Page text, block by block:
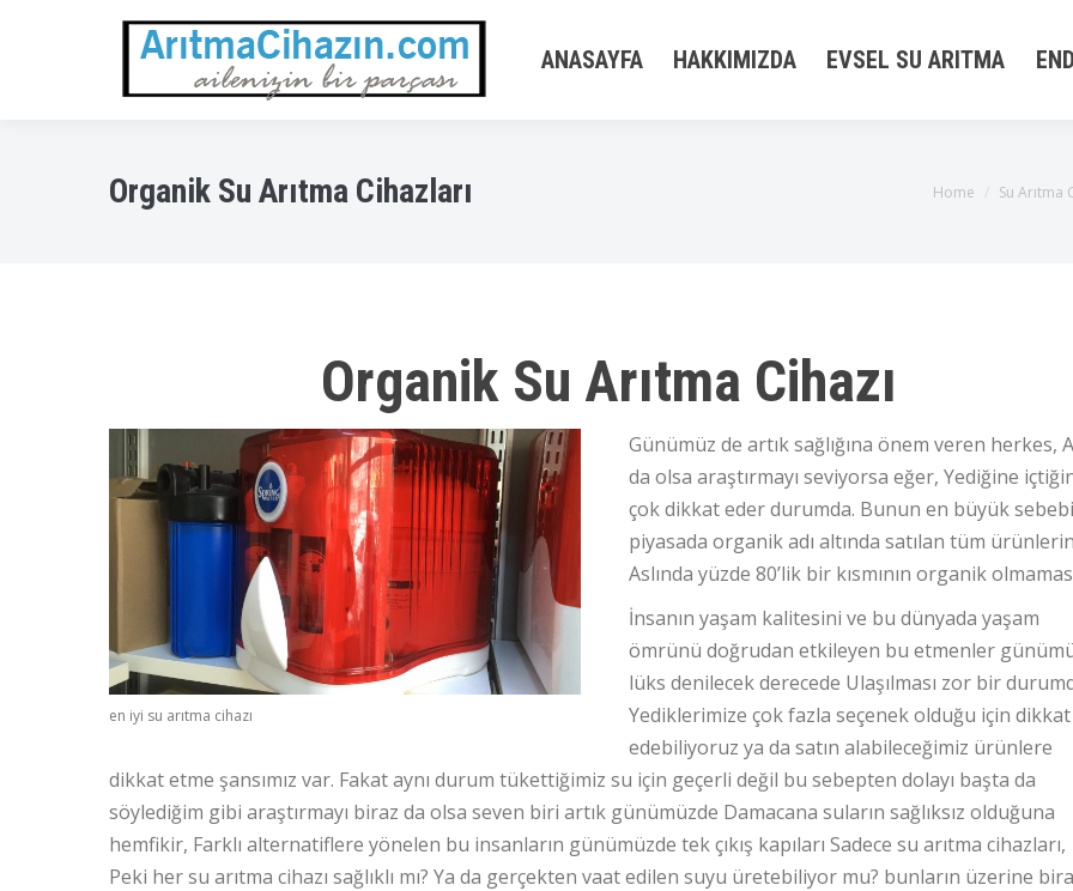
ANASAYFA HAKKIMIZDA EVSEL SU ARITMA
Organik Su Arıtma Cihazları You are here:
Home Su Arıtma
Organik Su Arıtma Cihazı
en iyi su arıtma cihazı
Günümüz de artık sağlığına önem veren herkes,
da olsa araştırmayı seviyorsa eğer, Yediğine
çok dikkat eder durumda. Bunun en büyük sebebi
piyasada organik adı altında satılan tüm ürünlerin
Aslında yüzde 80’lik bir kısmının organik
İnsanın yaşam kalitesini ve bu dünyada yaşam
ömrünü doğrudan etkileyen bu etmenler
lüks denilecek derecede Ulaşılması zor bir
Yediklerimize çok fazla seçenek olduğu için dikkat
edebiliyoruz ya da satın alabileceğimiz ürünlere
dikkat etme şansımız var. Fakat aynı durum tükettiğimiz su için geçerli değil bu sebepten dolayı başta da
söylediğim gibi araştırmayı biraz da olsa seven biri artık günümüzde Damacana suların sağlıksız olduğuna
hemfikir, Farklı alternatiflere yönelen bu insanların günümüzde tek çıkış kapıları Sadece su arıtma cihazları,
Peki her su arıtma cihazı sağlıklı mı? Ya da gerçekten vaat edilen suyu üretebiliyor mu? bunların üzerine